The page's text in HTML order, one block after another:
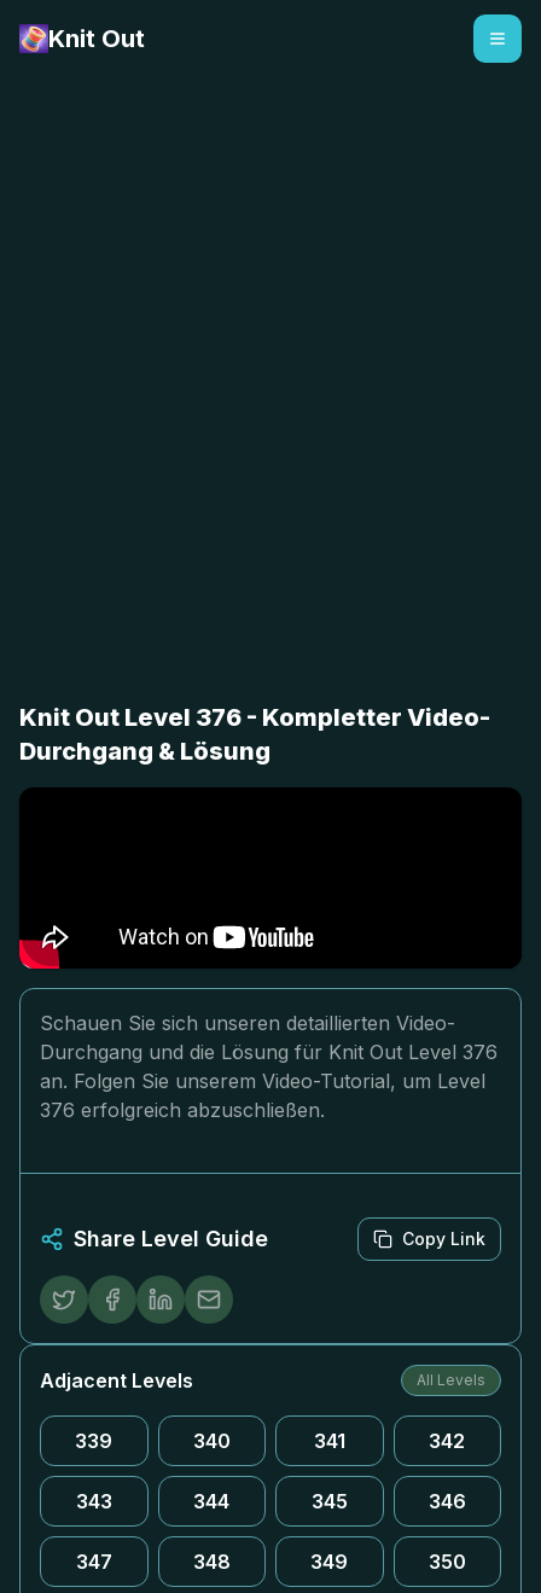
Knit Out
Knit Out Level 376 - Kompletter Video-
Durchgang & Lösung
Schauen Sie sich unseren detaillierten Video-
Durchgang und die Lösung für Knit Out Level 376
an. Folgen Sie unserem Video-Tutorial, um Level
376 erfolgreich abzuschließen.
Share Level Guide Copy Link
Adjacent Levels All Levels
339 340 341 342
343 344 345 346
347 348 349 350